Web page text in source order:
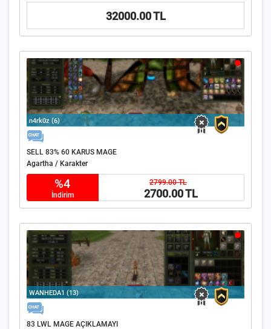
32000.00 TL
n4rk0z (6)
SELL 83% 60 KARUS MAGE
Agartha / Karakter
%4
İndirim
2799.00 TL
2700.00 TL
WANHEDA1 (13)
83 LWL MAGE AÇIKLAMAYI